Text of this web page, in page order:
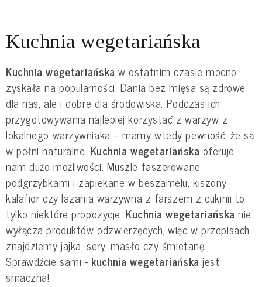
Kuchnia wegetariańska
Kuchnia wegetariańska w ostatnim czasie mocno
zyskała na popularności. Dania bez mięsa są zdrowe
dla nas, ale i dobre dla środowiska. Podczas ich
przygotowywania najlepiej korzystać z warzyw z
lokalnego warzywniaka – mamy wtedy pewność, że są
w pełni naturalne. Kuchnia wegetariańska oferuje
nam dużo możliwości. Muszle faszerowane
podgrzybkami i zapiekane w beszamelu, kiszony
kalafior czy lazania warzywna z farszem z cukinii to
tylko niektóre propozycje. Kuchnia wegetariańska nie
wyłącza produktów odzwierzęcych, więc w przepisach
znajdziemy jajka, sery, masło czy śmietanę.
Sprawdźcie sami - kuchnia wegetariańska jest
smaczna!